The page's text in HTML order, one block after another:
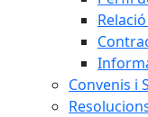
Convenis i